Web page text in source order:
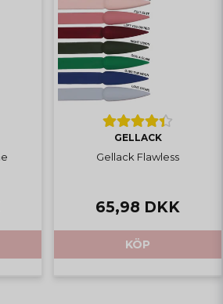
GELLACK
Gellack Flawless
65,98 DKK
KÖP